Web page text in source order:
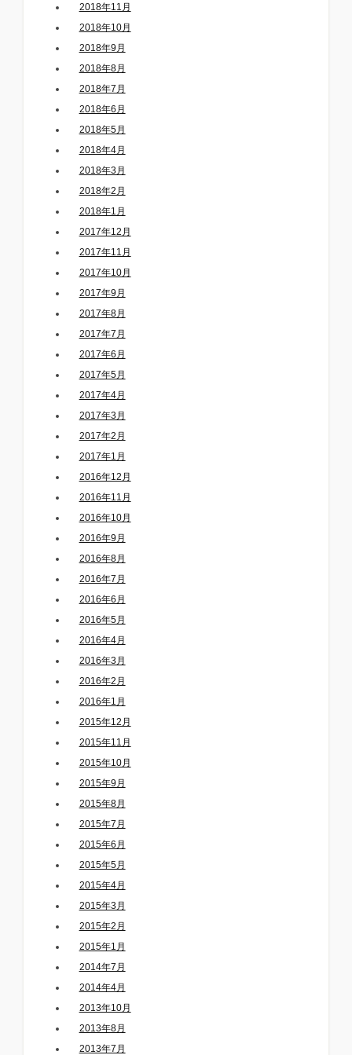
2018年11月
2018年10月
2018年9月
2018年8月
2018年7月
2018年6月
2018年5月
2018年4月
2018年3月
2018年2月
2018年1月
2017年12月
2017年11月
2017年10月
2017年9月
2017年8月
2017年7月
2017年6月
2017年5月
2017年4月
2017年3月
2017年2月
2017年1月
2016年12月
2016年11月
2016年10月
2016年9月
2016年8月
2016年7月
2016年6月
2016年5月
2016年4月
2016年3月
2016年2月
2016年1月
2015年12月
2015年11月
2015年10月
2015年9月
2015年8月
2015年7月
2015年6月
2015年5月
2015年4月
2015年3月
2015年2月
2015年1月
2014年7月
2014年4月
2013年10月
2013年8月
2013年7月